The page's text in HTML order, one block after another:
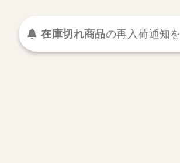
在庫切れ商品の再入荷通知を